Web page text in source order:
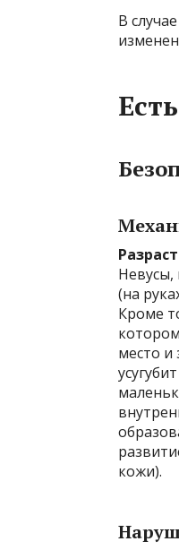
В
Невусы,
(на
Кроме
место и
кожи).